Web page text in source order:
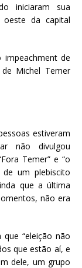
iniciaram sua
da capital
de
Michel Temer
estiveram
não divulgou
Temer” e “o
um plebiscito
que a última
não era
“eleição não
que estão aí, e
dele, um grupo